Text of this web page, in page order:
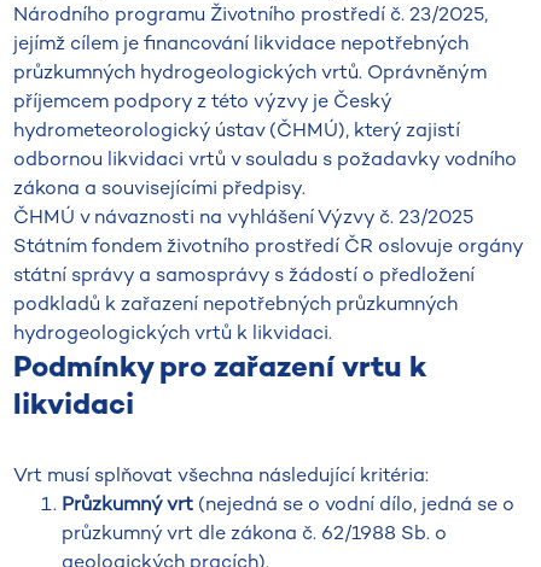
Národního programu Životního prostředí č. 23/2025,
jejímž cílem je financování likvidace nepotřebných
průzkumných hydrogeologických vrtů. Oprávněným
příjemcem podpory z této výzvy je Český
hydrometeorologický ústav (ČHMÚ), který zajistí
odbornou likvidaci vrtů v souladu s požadavky vodního
zákona a souvisejícími předpisy.
ČHMÚ v návaznosti na vyhlášení Výzvy č. 23/2025
Státním fondem životního prostředí ČR oslovuje orgány
státní správy a samosprávy s žádostí o předložení
podkladů k zařazení nepotřebných průzkumných
hydrogeologických vrtů k likvidaci.
Podmínky pro zařazení vrtu k
likvidaci
Vrt musí splňovat všechna následující kritéria:
Průzkumný vrt (nejedná se o vodní dílo, jedná se o
průzkumný vrt dle zákona č. 62/1988 Sb. o
geologických pracích).